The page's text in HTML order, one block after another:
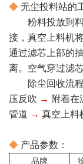
◆ 无尘投料站的
粉料投放到
接，真空上料机
通过滤芯上部的
离。空气穿过滤
除尘回收流
压反吹 → 附着在
管道 → 真空上料
◆ 产品参数：
品牌